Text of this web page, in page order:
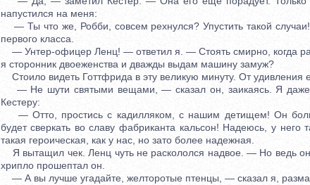
напустился на меня:
— Ты что же, Робби, совсем рехнулся? Упустить такой
первого класса.
— Унтер-офицер Ленц! — ответил я. — Стоять смирно, когда
я сторонник двоеженства и дважды выдам машину замуж?
Стоило видеть Готтфрида в эту великую минуту. От удивления
— Не шути святыми вещами, — сказал он, заикаясь. Я даже
Кестеру:
— Отто, простись с кадилляком, с нашим детищем! Он
будет сверкать во славу фабриканта кальсон! Надеюсь, у
такая героическая, как у нас, но зато более надежная.
Я вытащил чек. Ленц чуть не раскололся надвое. — Но ведь
хрипло прошептал он.
— А вы лучше угадайте, желторотые птенцы, — сказал я,